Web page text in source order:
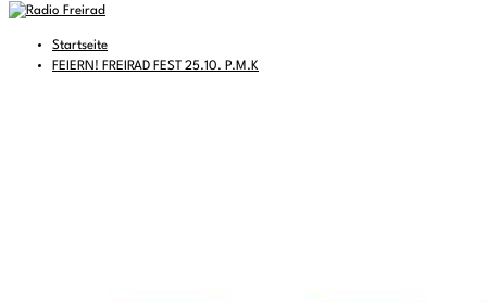
Startseite
FEIERN! FREIRAD FEST 25.10. P.M.K